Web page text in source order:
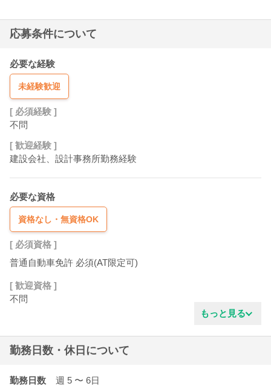
応募条件について
必要な経験
未経験歓迎
[ 必須経験 ]
不問
[ 歓迎経験 ]
建設会社、設計事務所勤務経験
必要な資格
資格なし・無資格OK
[ 必須資格 ]
普通自動車免許 必須(AT限定可)
[ 歓迎資格 ]
不問
もっと見る
勤務日数・休日について
勤務日数 週 5 〜 6日